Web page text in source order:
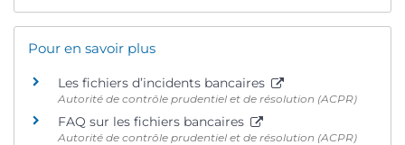
Pour en savoir plus
Les fichiers d’incidents bancaires
Autorité de contrôle prudentiel et de résolution (ACPR)
FAQ sur les fichiers bancaires
Autorité de contrôle prudentiel et de résolution (ACPR)